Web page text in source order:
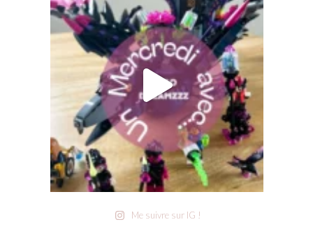
Me suivre sur IG !